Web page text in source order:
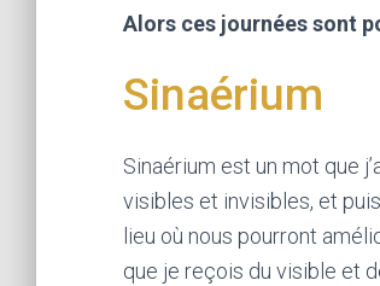
Alors ces journées sont
Sinaérium
Sinaérium est un mot que
visibles et invisibles, et
lieu où nous pourront
que je reçois du visible et